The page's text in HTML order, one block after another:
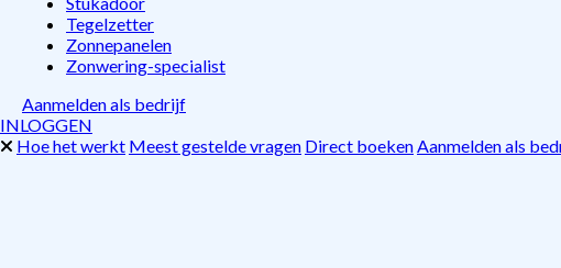
Tegelzetter
Zonnepanelen
Zonwering-specialist
Aanmelden als bedrijf
INLOGGEN
Hoe het werkt Meest gestelde vragen Direct boekenAanmelden als